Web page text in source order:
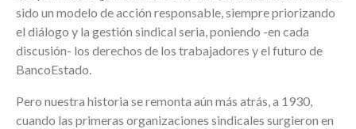
sido un modelo de acción responsable, siempre priorizando
el diálogo y la gestión sindical seria, poniendo -en cada
discusión- los derechos de los trabajadores y el futuro de
BancoEstado.
Pero nuestra historia se remonta aún más atrás, a 1930,
cuando las primeras organizaciones sindicales surgieron en